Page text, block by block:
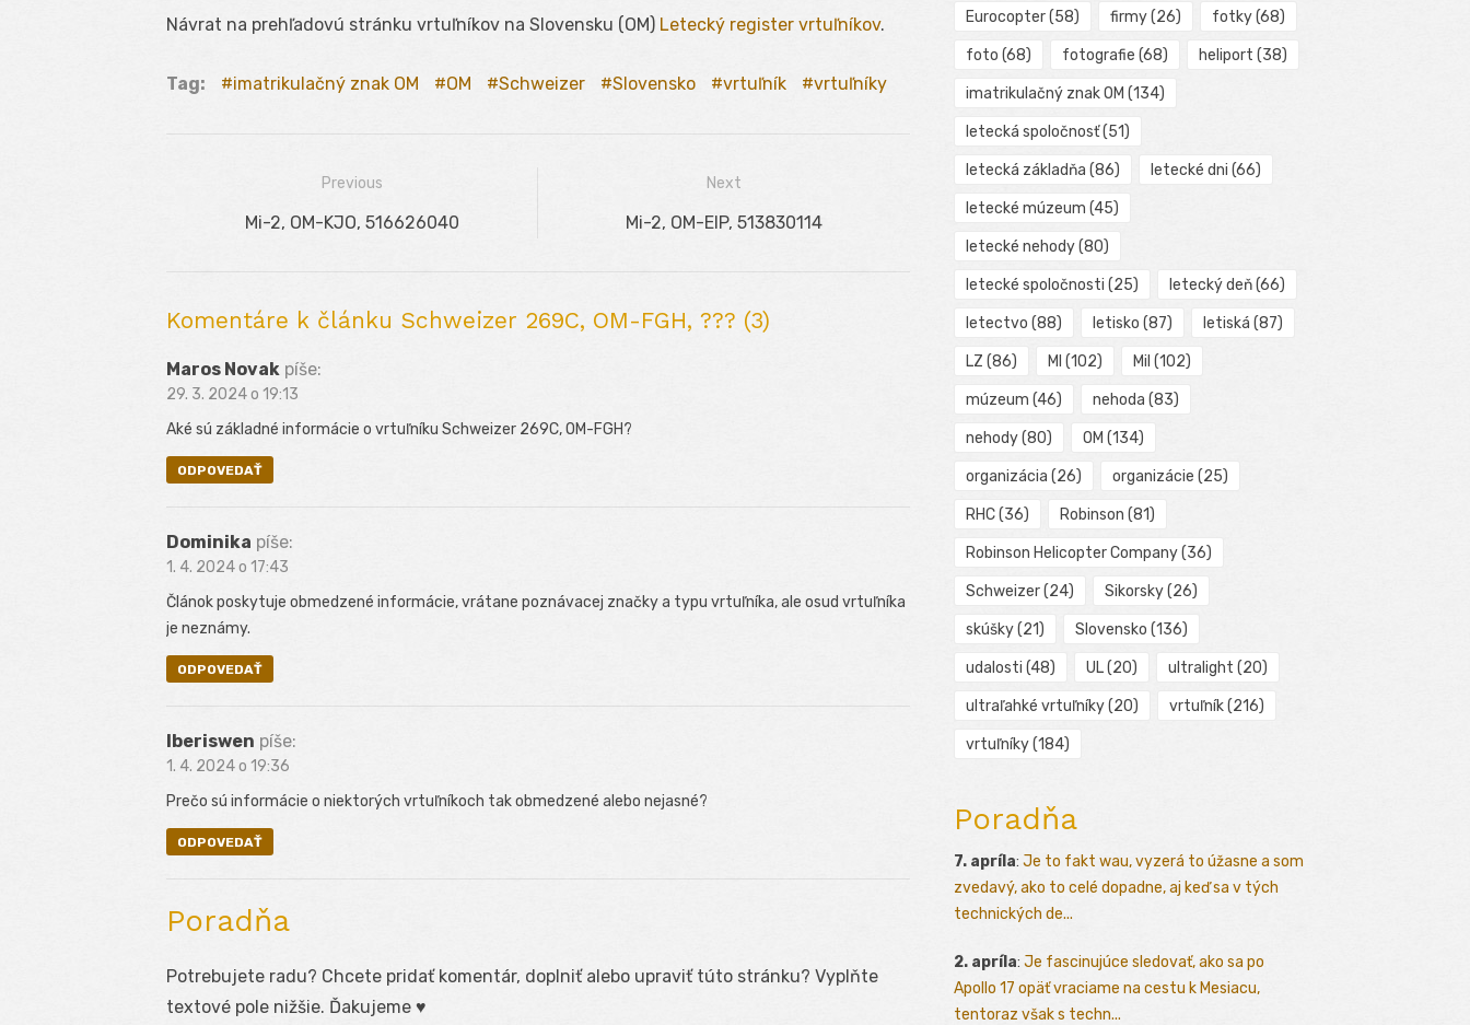
Návrat na prehľadovú stránku vrtuľníkov na Slovensku (OM) Letecký register vrtuľníkov.
Tag: imatrikulačný znak OM OM Schweizer Slovensko vrtuľník vrtuľníky
Navigácia
Previous
Previous
Mi-2, OM-KJO, 516626040
Next
Next
Mi-2, OM-EIP, 513830114
Komentáre k článku Schweizer 269C, OM-FGH, ??? (3)
Maros Novak píše:
29. 3. 2024 o 19:13
Aké sú základné informácie o vrtuľníku Schweizer 269C, OM-FGH?
ODPOVEDAŤ
Dominika píše:
1. 4. 2024 o 17:43
Článok poskytuje obmedzené informácie, vrátane poznávacej značky a typu vrtuľníka, ale osud vrtuľníka
je neznámy.
ODPOVEDAŤ
Iberiswen píše:
1. 4. 2024 o 19:36
Prečo sú informácie o niektorých vrtuľníkoch tak obmedzené alebo nejasné?
ODPOVEDAŤ
Poradňa
Potrebujete radu? Chcete pridať komentár, doplniť alebo upraviť túto stránku? Vyplňte
textové pole nižšie. Ďakujeme ♥
Eurocopter(58) firmy(26) fotky(68)
foto (68) fotografie (68) heliport (38)
imatrikulačný znak OM (134)
letecká spoločnosť(51)
letecká základňa (86) letecké dni (66)
letecké múzeum (45)
letecké nehody(80)
letecké spoločnosti (25) letecký deň(66)
letectvo (88) letisko (87) letiská (87)
LZ (86) MI (102) Mil (102)
múzeum (46) nehoda (83)
nehody(80) OM (134)
organizácia (26) organizácie (25)
RHC(36) Robinson (81)
Robinson Helicopter Company(36)
Schweizer(24) Sikorsky(26)
skúšky(21) Slovensko (136)
udalosti (48) UL(20) ultralight (20)
ultraľahké vrtuľníky(20) vrtuľník(216)
vrtuľníky(184)
Poradňa
7. apríla: Je to fakt wau, vyzerá to úžasne a som
zvedavý, ako to celé dopadne, aj keď sa v tých
technických de...
2. apríla: Je fascinujúce sledovať, ako sa po
Apollo 17 opäť vraciame na cestu k Mesiacu,
tentoraz však s techn...